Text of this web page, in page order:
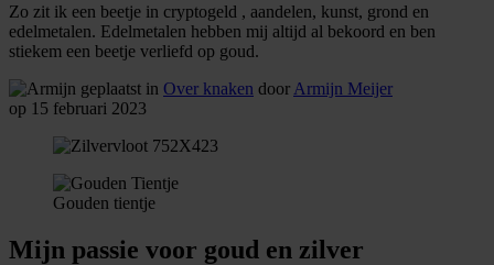
Zo zit ik een beetje in cryptogeld , aandelen, kunst, grond en
edelmetalen. Edelmetalen hebben mij altijd al bekoord en ben
stiekem een beetje verliefd op goud.
geplaatst in Over knaken door Armijn Meijer
op 15 februari 2023
Gouden tientje
Mijn passie voor goud en zilver